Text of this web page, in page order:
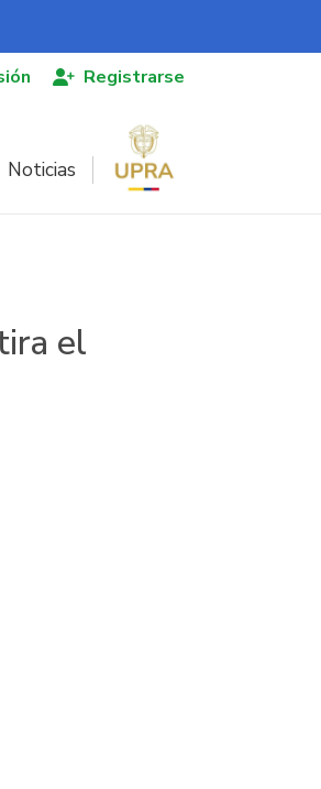
Registrarse
Noticias
el